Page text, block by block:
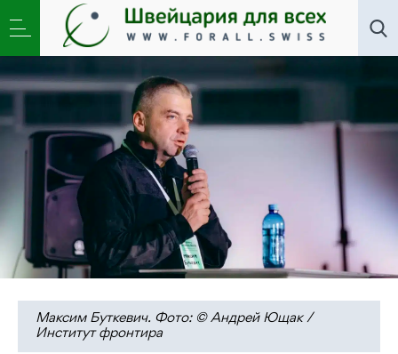
Новости Общество»Максим Буткевич: «Надежда
– это то, на чем мы держимся»
Максим Буткевич. Фото: © Андрей Ющак /
Институт фронтира